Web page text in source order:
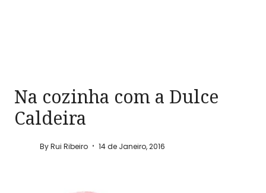
Na cozinha com a Dulce
Caldeira
ByRui Ribeiro 14 de Janeiro, 2016